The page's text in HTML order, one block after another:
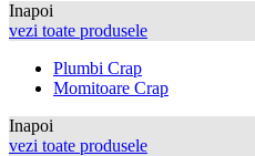
Inapoi
vezi toate produsele
Plumbi Crap
Momitoare Crap
Inapoi
vezi toate produsele